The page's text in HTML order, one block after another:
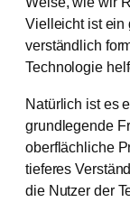
Vielleicht ist ein
verständlich
Technologie
Natürlich ist es
grundlegende
oberflächliche
tieferes
die Nutzer der